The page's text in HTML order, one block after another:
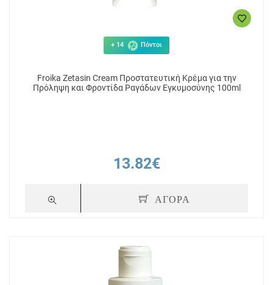
+ 14 Πόντοι
Froika Zetasin Cream Προστατευτική Κρέμα για την
Πρόληψη και Φροντίδα Ραγάδων Εγκυμοσύνης 100ml
13.82€
ΑΓΟΡΑ